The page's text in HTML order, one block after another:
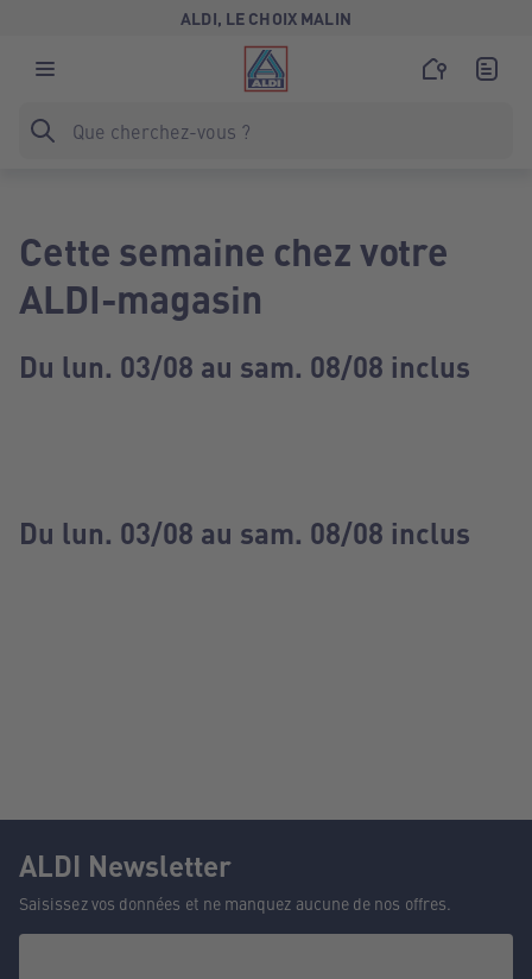
ALDI, LE CHOIX MALIN
Cette semaine chez votre
ALDI-magasin
Du lun. 03/08 au sam. 08/08 inclus
Du lun. 03/08 au sam. 08/08 inclus
ALDI Newsletter
Saisissez vos données et ne manquez aucune de nos offres.